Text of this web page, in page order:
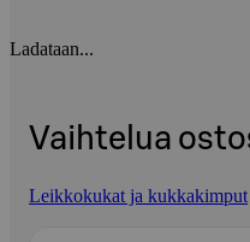
Ladataan...
Vaihtelua
Leikkokukat ja kukkakimput